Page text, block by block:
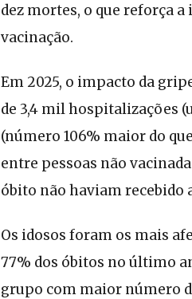
dez mortes, o que reforça
vacinação.
Em 2025, o impacto da
de 3,4 mil hospitalizações
(número 106% maior do
entre pessoas não
óbito não haviam recebido
Os idosos foram os mais
77% dos óbitos no último
grupo com maior número